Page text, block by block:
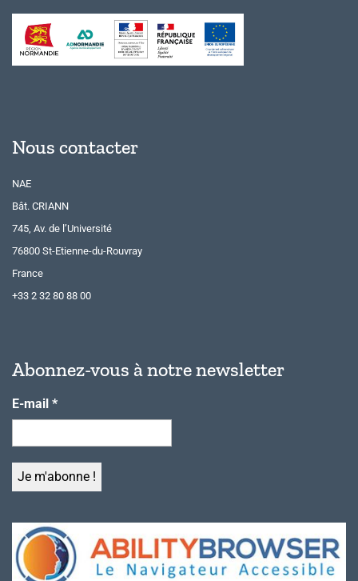
Nous contacter
NAE
Bât. CRIANN
745, Av. de l’Université
76800 St-Etienne-du-Rouvray
France
+33 2 32 80 88 00
Abonnez-vous à notre newsletter
E-mail *